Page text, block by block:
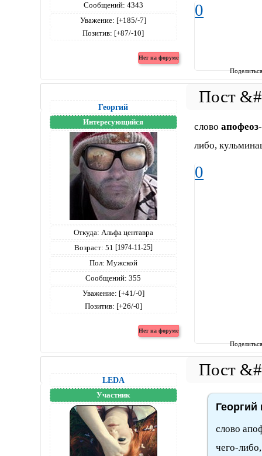
Сообщений: 4343
Уважение: [+185/-7]
Позитив: [+87/-10]
0
Георгий
Интересующийся
Откуда: Альфа центавра
Возраст: 51 [1974-11-25]
Пол: Мужской
Сообщений: 355
Уважение: [+41/-0]
Позитив: [+26/-0]
словоапофеоз
либо,
0
LEDA
Участник
Георгий
слово
чего-